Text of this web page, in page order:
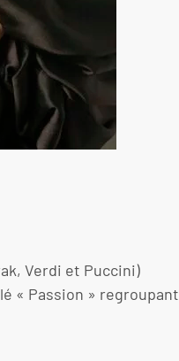
Verdi et Puccini)
« Passion »